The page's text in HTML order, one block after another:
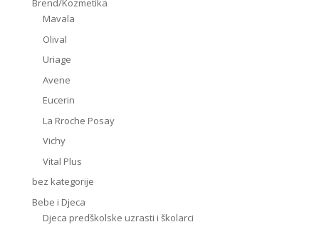
Brend/Kozmetika
Mavala
Olival
Uriage
Avene
Eucerin
La Rroche Posay
Vichy
Vital Plus
bez kategorije
Bebe i Djeca
Djeca predškolske uzrasti i školarci